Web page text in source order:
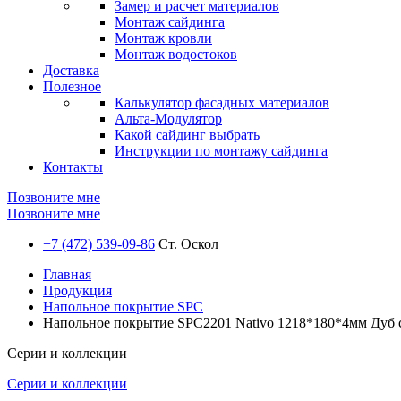
Замер и расчет материалов
Монтаж сайдинга
Монтаж кровли
Монтаж водостоков
Доставка
Полезное
Калькулятор фасадных материалов
Альта-Модулятор
Какой сайдинг выбрать
Инструкции по монтажу сайдинга
Контакты
Позвоните мне
Позвоните мне
+7 (472) 539-09-86 Ст. Оскол
Главная
Продукция
Напольное покрытие SPC
Напольное покрытие SPC2201 Nativo 1218*180*4мм Дуб
Серии и коллекции
Серии и коллекции